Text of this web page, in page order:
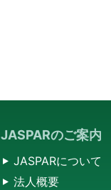
JASPARのご案内
JASPARについて
法人概要